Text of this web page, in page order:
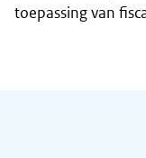
toepassing van